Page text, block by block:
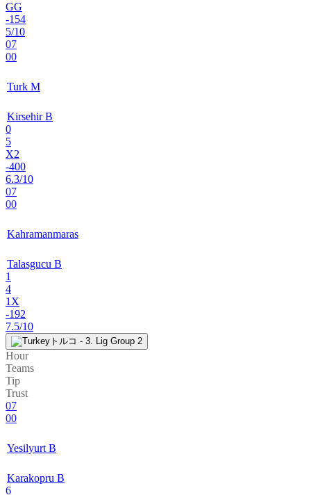
GG
-154
5/10
07
00
Turk M
Kirsehir B
0
5
X2
-400
6.3/10
07
00
Kahramanmaras
Talasgucu B
1
4
1X
-192
7.5/10
トルコ - 3. Lig Group 2
Hour
Teams
Tip
Trust
07
00
Yesilyurt B
Karakopru B
6